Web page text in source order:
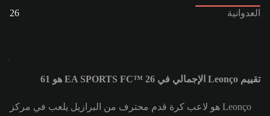
العدوانية
26
تقييم Leonço الإجمالي في EA SPORTS FC™ 26 هو 61
Leonço هو لاعب كرة قدم محترف من البرازيل يلعب في مركز